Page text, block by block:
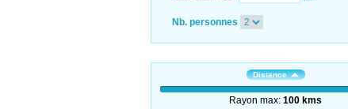
Nb. personnes
Distance
Rayon max:100 kms